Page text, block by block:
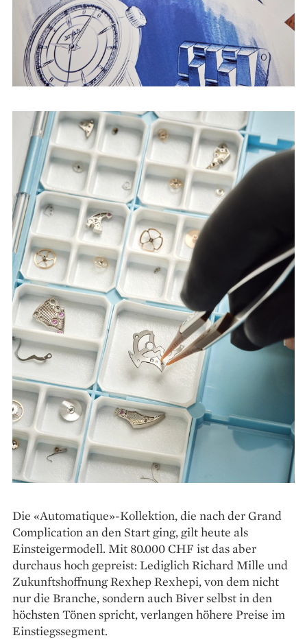
Die «Automatique»-Kollektion, die nach der Grand
Complication an den Start ging, gilt heute als
Einsteigermodell. Mit 80.000 CHF ist das aber
durchaus hoch gepreist: Lediglich Richard Mille und
Zukunftshoffnung Rexhep Rexhepi, von dem nicht
nur die Branche, sondern auch Biver selbst in den
höchsten Tönen spricht, verlangen höhere Preise im
Einstiegssegment.